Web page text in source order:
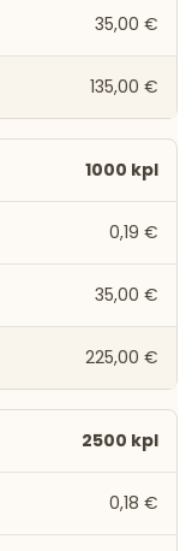
35,00 €
135,00 €
1000 kpl
0,19 €
35,00 €
225,00 €
2500 kpl
0,18 €